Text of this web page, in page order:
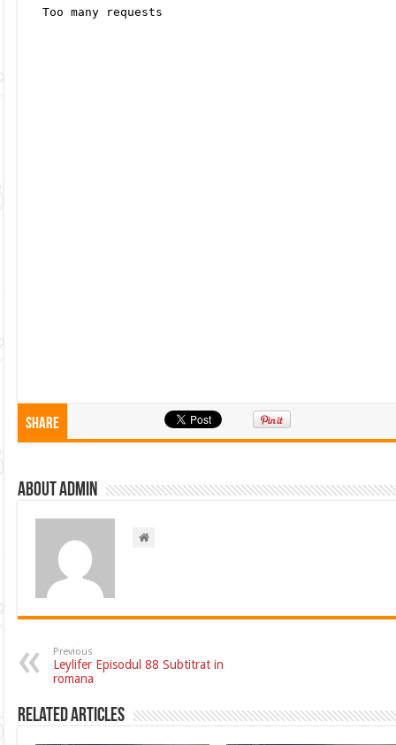
Share
About admin
Previous
Leylifer Episodul 88 Subtitrat in
romana
Related Articles